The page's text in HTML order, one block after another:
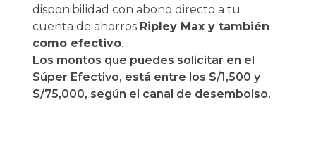
disponibilidad con abono directo a tu
cuenta de ahorros Ripley Max y también
como efectivo.
Los montos que puedes solicitar en el
Súper Efectivo, está entre los S/1,500 y
S/75,000, según el canal de desembolso.